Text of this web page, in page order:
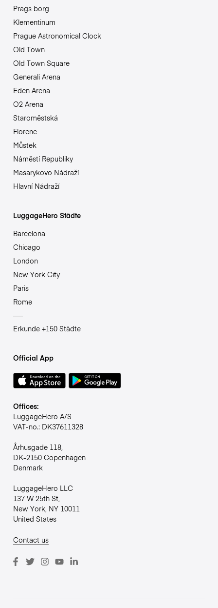
Prags borg
Klementinum
Prague Astronomical Clock
Old Town
Old Town Square
Generali Arena
Eden Arena
O2 Arena
Staroměstská
Florenc
Můstek
Náměstí Republiky
Masarykovo Nádraží
Hlavní Nádraží
LuggageHero Städte
Barcelona
Chicago
London
New York City
Paris
Rome
Erkunde +150 Städte
Official App
Offices:
LuggageHero A/S
VAT-no.: DK37611328
Århusgade 118,
DK-2150 Copenhagen
Denmark
LuggageHero LLC
137 W 25th St,
New York, NY 10011
United States
Contact us